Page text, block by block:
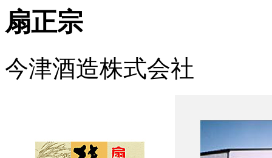
扇正宗
今津酒造株式会社